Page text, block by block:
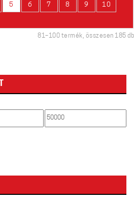
5 6 7 8 9 10
81–100 termék, összesen 185 db
Max